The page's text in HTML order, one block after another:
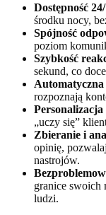
Dostępność
środku nocy,
Spójność
poziom
Szybkość
sekund, co
rozpoznają
„uczy się”
Zbieranie i
opinię,
nastrojów.
granice
ludzi.